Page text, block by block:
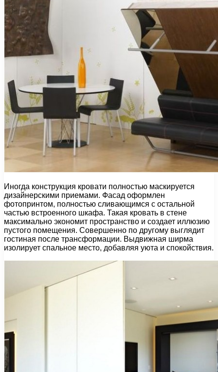
Иногда конструкция кровати полностью маскируется
дизайнерскими приемами. Фасад оформлен
фотопринтом, полностью сливающимся с остальной
частью встроенного шкафа. Такая кровать в стене
максимально экономит пространство и создает иллюзию
пустого помещения. Совершенно по другому выглядит
гостиная после трансформации. Выдвижная ширма
изолирует спальное место, добавляя уюта и спокойствия.